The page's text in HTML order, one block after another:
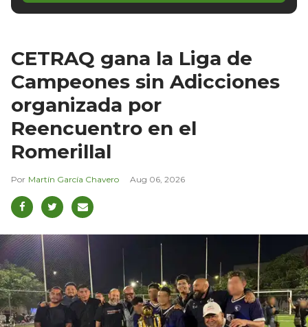
CETRAQ gana la Liga de
Campeones sin Adicciones
organizada por
Reencuentro en el
Romerillal
Martín García Chavero Aug 06, 2026